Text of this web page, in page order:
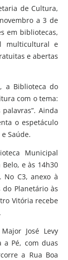
de Cultura,
a 3 de
em bibliotecas,
multicultural e
e abertas
a Biblioteca do
com o tema:
Ainda
o espetáculo
Saúde.
Municipal
e às 14h30
No C3, anexo à
do Planetário às
Vitória recebe
José Levy
Pé, com duas
a Rua Boa